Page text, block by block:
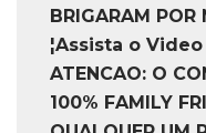
BRIGARAM
¦Assista o
ATENCAO: O
100% FAMILY